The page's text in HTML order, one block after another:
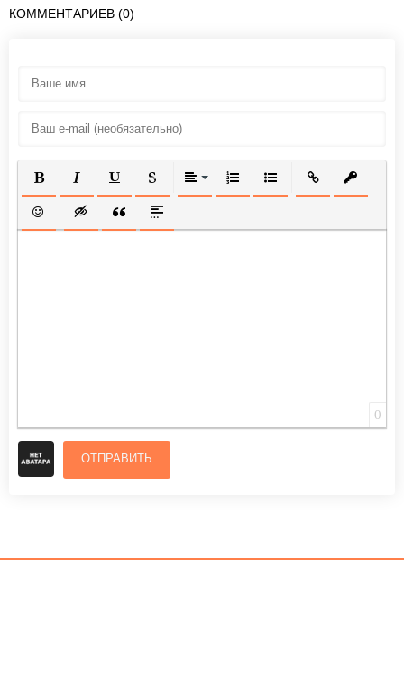
КОММЕНТАРИЕВ (0)
ПОЛУЖИРНЫЙ
КУРСИВПОДЧЕРКНУТЫЙ
ЗАЧЕРКНУТЫЙВЫРАВНИВАНИЕ
НУМЕРОВАННЫЙ СПИСОК
МАРКИРОВАННЫЙ
ВСТАВИТЬ
ВСТАВИТЬ СМАЙЛИК
ВСТАВКА СКРЫТОГО ТЕКСТА
ВСТАВКА ЦИТАТЫ
ВСТАВКА СПОЙЛЕРА
0
ОТПРАВИТЬ